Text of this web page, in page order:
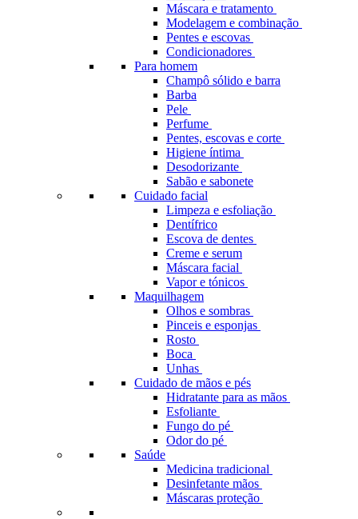
Máscara e tratamento
Modelagem e combinação
Pentes e escovas
Condicionadores
Para homem
Champô sólido e barra
Barba
Pele
Perfume
Pentes, escovas e corte
Higiene íntima
Desodorizante
Sabão e sabonete
Cuidado facial
Limpeza e esfoliação
Dentífrico
Escova de dentes
Creme e serum
Máscara facial
Vapor e tónicos
Maquilhagem
Olhos e sombras
Pinceis e esponjas
Rosto
Boca
Unhas
Cuidado de mãos e pés
Hidratante para as mãos
Esfoliante
Fungo do pé
Odor do pé
Saúde
Medicina tradicional
Desinfetante mãos
Máscaras proteção